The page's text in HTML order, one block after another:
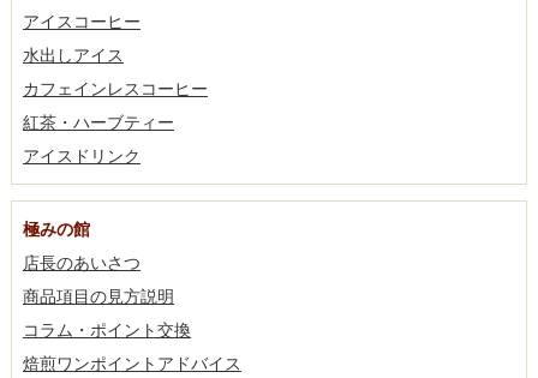
アイスコーヒー
水出しアイス
カフェインレスコーヒー
紅茶・ハーブティー
アイスドリンク
極みの館
店長のあいさつ
商品項目の見方説明
コラム・ポイント交換
焙煎ワンポイントアドバイス